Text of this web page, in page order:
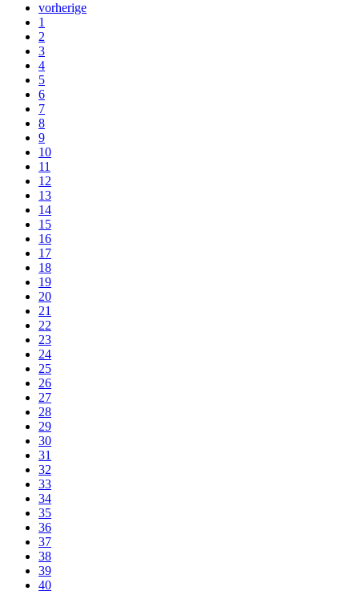
vorherige
1
2
3
4
5
6
7
8
9
10
11
12
13
14
15
16
17
18
19
20
21
22
23
24
25
26
27
28
29
30
31
32
33
34
35
36
37
38
39
40